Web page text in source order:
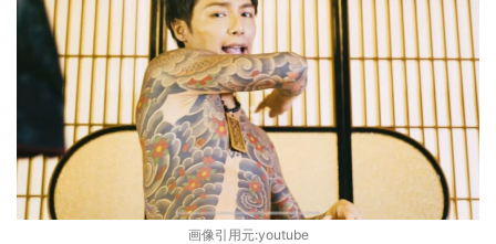
画像引用元:youtube